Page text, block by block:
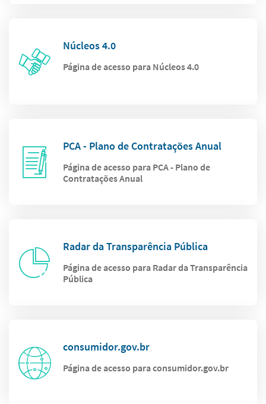
Núcleos 4.0
Página de acesso para Núcleos 4.0
PCA - Plano de Contratações Anual
Página de acesso para PCA - Plano de
Contratações Anual
Radar da Transparência Pública
Página de acesso para Radar da Transparência
Pública
consumidor.gov.br
Página de acesso para consumidor.gov.br